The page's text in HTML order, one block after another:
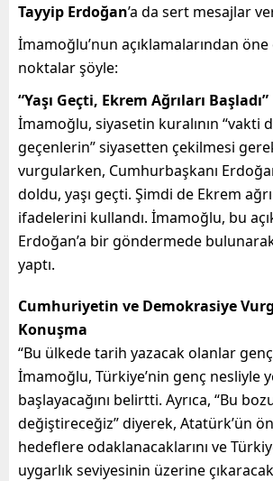
Tayyip Erdoğan’a da sert mesajlar
İmamoğlu’nun açıklamalarından öne
noktalar şöyle:
“Yaşı Geçti, Ekrem Ağrıları Başladı”
İmamoğlu, siyasetin kuralının “vakti
geçenlerin” siyasetten çekilmesi
vurgularken, Cumhurbaşkanı
doldu, yaşı geçti. Şimdi de Ekrem
ifadelerini kullandı. İmamoğlu, bu
Erdoğan’a bir göndermede
yaptı.
Cumhuriyetin ve Demokrasiye
Konuşma
“Bu ülkede tarih yazacak olanlar
İmamoğlu, Türkiye’nin genç nesliyle
başlayacağını belirtti. Ayrıca, “Bu
değiştireceğiz” diyerek, Atatürk’ün
hedeflere odaklanacaklarını ve
uygarlık seviyesinin üzerine